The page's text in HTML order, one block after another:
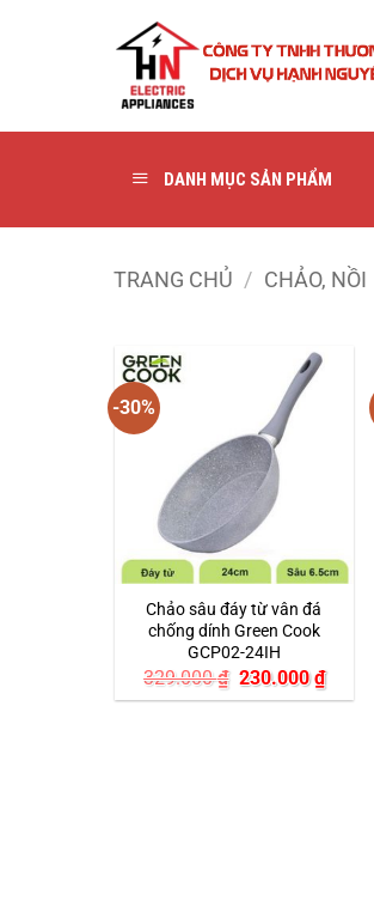
DANH MỤC SẢN PHẨM
TRANG CHỦ / CHẢO, NỒI
-30%
Chảo sâu đáy từ vân đá
chống dính Green Cook
GCP02-24IH
329.000₫ Giá
gốc
230.000₫Giá
hiện